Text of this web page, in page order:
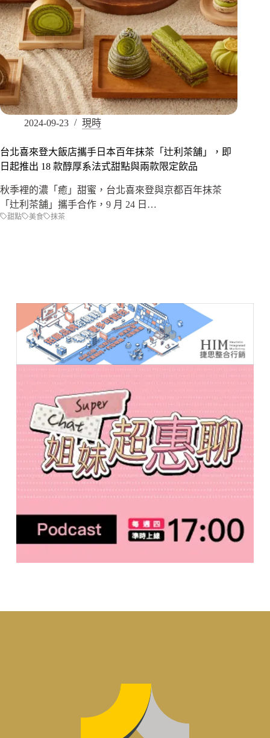
2024-09-23 現時
台北喜來登大飯店攜手日本百年抹茶「辻利茶舗」，即
日起推出 18 款醇厚系法式甜點與兩款限定飲品
秋季裡的濃「癒」甜蜜，台北喜來登與京都百年抹茶
「辻利茶舗」攜手合作，9 月 24 日…
甜點 美食 抹茶